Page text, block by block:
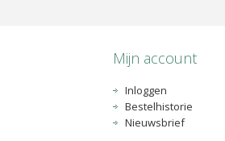
Mijn account
Inloggen
Bestelhistorie
Nieuwsbrief